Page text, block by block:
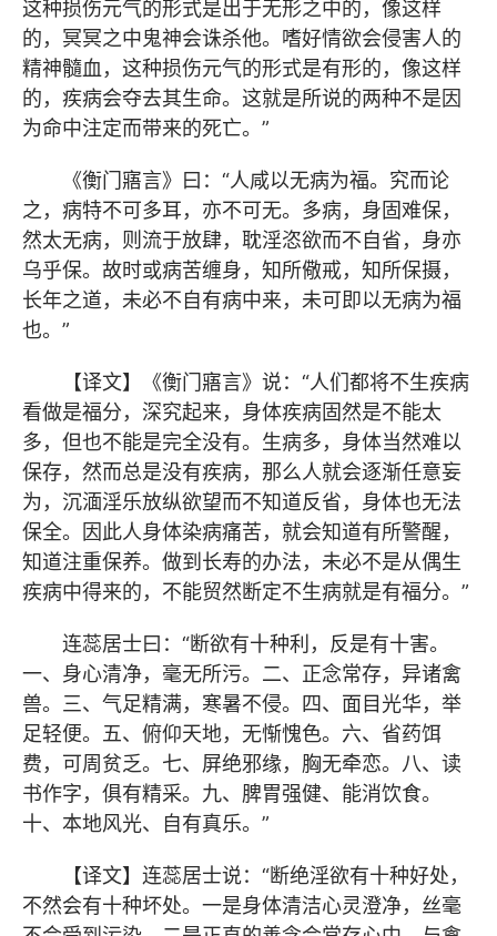
这种损伤元气的形式是出于无形之中的，像这样
的，冥冥之中鬼神会诛杀他。嗜好情欲会侵害人的
精神髓血，这种损伤元气的形式是有形的，像这样
的，疾病会夺去其生命。这就是所说的两种不是因
为命中注定而带来的死亡。”
《衡门寤言》曰：“人咸以无病为福。究而论
之，病特不可多耳，亦不可无。多病，身固难保，
然太无病，则流于放肆，耽淫恣欲而不自省，身亦
乌乎保。故时或病苦缠身，知所儆戒，知所保摄，
长年之道，未必不自有病中来，未可即以无病为福
也。”
【译文】《衡门寤言》说：“人们都将不生疾病
看做是福分，深究起来，身体疾病固然是不能太
多，但也不能是完全没有。生病多，身体当然难以
保存，然而总是没有疾病，那么人就会逐渐任意妄
为，沉湎淫乐放纵欲望而不知道反省，身体也无法
保全。因此人身体染病痛苦，就会知道有所警醒，
知道注重保养。做到长寿的办法，未必不是从偶生
疾病中得来的，不能贸然断定不生病就是有福分。”
连蕊居士曰：“断欲有十种利，反是有十害。
一、身心清净，毫无所污。二、正念常存，异诸禽
兽。三、气足精满，寒暑不侵。四、面目光华，举
足轻便。五、俯仰天地，无惭愧色。六、省药饵
费，可周贫乏。七、屏绝邪缘，胸无牵恋。八、读
书作字，俱有精采。九、脾胃强健、能消饮食。
十、本地风光、自有真乐。”
【译文】连蕊居士说：“断绝淫欲有十种好处，
不然会有十种坏处。一是身体清洁心灵澄净，丝毫